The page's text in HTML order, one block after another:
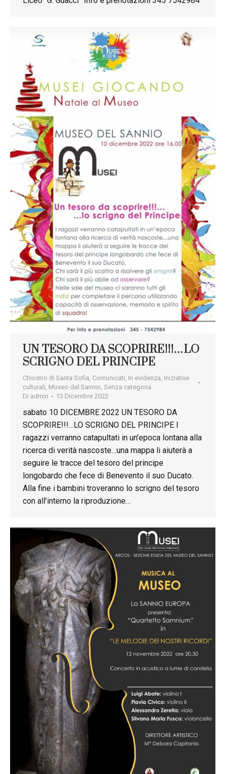
UN TESORO DA SCOPRIRE!!!…LO
SCRIGNO DEL PRINCIPE
Chiostro di Santa Sofia Comunicati In evidenza Iniziative
culturali Museo del Sannio Senza categoria
Di admin 13 Dicembre 2022
sabato 10 DICEMBRE 2022 UN TESORO DA
SCOPRIRE!!!…LO SCRIGNO DEL PRINCIPE I
ragazzi verranno catapultati in un’epoca lontana alla
ricerca di verità nascoste…una mappa li aiuterà a
seguire le tracce del tesoro del principe
longobardo che fece di Benevento il suo Ducato.
Alla fine i bambini troveranno lo scrigno del tesoro
con all’interno la riproduzione…